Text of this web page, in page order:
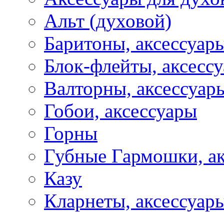
Альт (духовой)
Баритоны,
Блок-флейты,
Валторны,
Гобои, аксессуары
Горны
Губные Гармошки,
Казу
Кларнеты,